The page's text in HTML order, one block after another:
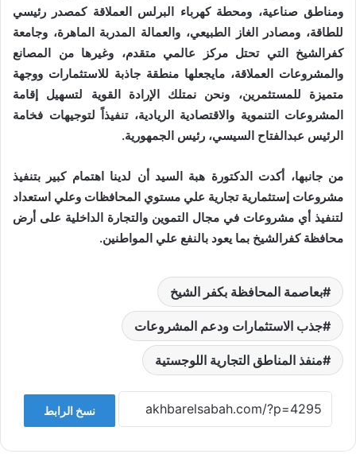
ومناطق صناعية، ومحطة كهرباء البرلس العملاقة كمصدر رئيسي
للطاقة، ومصادر الغاز الطبيعي، والعمالة المدربة الماهرة، وجامعة
كفرالشيخ التي تحتل مركز عالمي متقدم، وغيرها من المصانع
والمشروعات العملاقة، مايجعلها منطقة جاذبة للاستثمارات ووجهة
متميزة للمستثمرين، ونحن نمتلك الإرادة القوية لتسهيل إقامة
المشروعات التنموية والاقتصادية الريادية، تنفيذاً لتوجيهات فخامة
الرئيس عبدالفتاح السيسي، رئيس الجمهورية.
من جانبها، أكدت الدكتورة هبة السيد أن لدينا اهتمام كبير بتنفيذ
مشروعات إستثمارية تجارية علي مستوي المحافظات وعلي استعداد
لتنفيذ أي مشروعات في مجال التموين والتجارة الداخلية على أرض
محافظة كفرالشيخ بما يعود بالنفع علي المواطنين.
بعاصمة المحافظة بكفر الشيخ
جذب الاستثمارات ودعم المشروعات
منفذ المناطق التجارية اللوجستية
نسخ الرابط